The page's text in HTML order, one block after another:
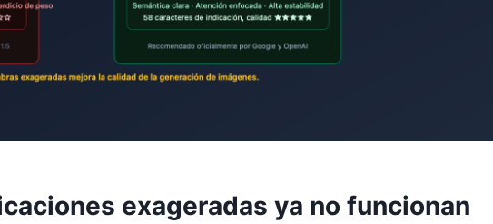
exageradas ya no funcionan